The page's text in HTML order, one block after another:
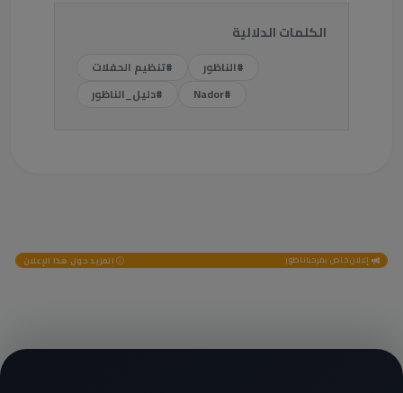
الكلمات الدلالية
#الناظور
#تنظيم الحفلات
#Nador
#دليل_الناظور
إعلان خاص بمرحباناظور المزيد حول هذا الإعلان